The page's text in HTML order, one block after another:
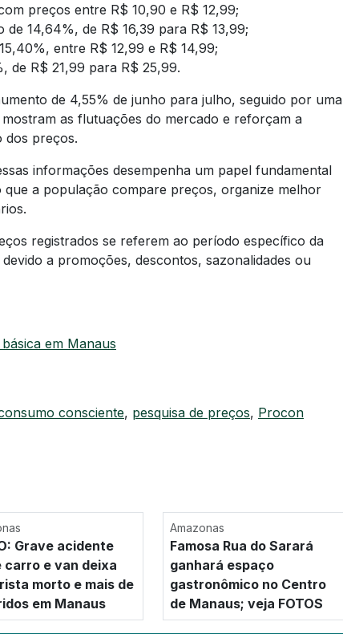
preços entre R$ 10,90 e R$ 12,99;
14,64%, de R$ 16,39 para R$ 13,99;
entre R$ 12,99 e R$ 14,99;
de R$ 21,99 para R$ 25,99.
de 4,55% de junho para julho, seguido por uma
as flutuações do mercado e reforçam a
dos preços.
informações desempenha um papel fundamental
a população compare preços, organize melhor
registrados se referem ao período específico da
a promoções, descontos, sazonalidades ou
em Manaus
consciente, pesquisa de preços, Procon
Grave acidente
carro e van deixa
morto e mais de
em Manaus
Amazonas
Famosa Rua do Sarará
ganhará espaço
gastronômico no Centro
de Manaus; veja FOTOS